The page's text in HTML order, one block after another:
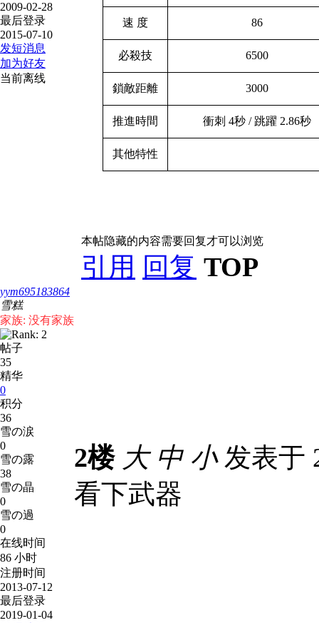
2009-02-28
最后登录
2015-07-10
发短消息
加为好友
当前离线
速 度 86
必殺技 6500
鎖敵距離 3000
推進時間 衝刺 4秒 / 跳躍 2.86秒
其他特性
本帖隐藏的内容需要回复才可以浏览
引用 回复 TOP
yym695183864
雪糕
家族: 没有家族
帖子
35
精华
0
积分
36
雪の涙
0
雪の露
38
雪の晶
0
雪の過
0
在线时间
86 小时
注册时间
2013-07-12
最后登录
2019-01-04
2楼 大 中 小发表于
看下武器